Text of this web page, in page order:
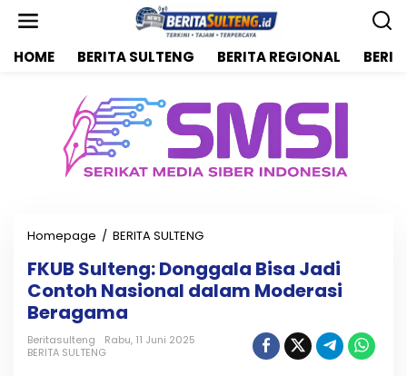
HOME BERITA SULTENG BERITA REGIONAL
Homepage / BERITA SULTENG
U
B
FKUB Sulteng: Donggala Bisa Jadi
Contoh Nasional dalam Moderasi
Beragama
Beritasulteng
Rabu, 11 Juni 2025
BERITA SULTENG